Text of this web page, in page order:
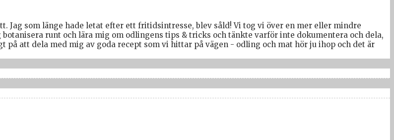
Jag som länge hade letat efter ett fritidsintresse, blev såld! Vi tog vi över en mer eller mindre
runt och lära mig om odlingens tips & tricks och tänkte varför inte dokumentera och dela,
på att dela med mig av goda recept som vi hittar på vägen - odling och mat hör ju ihop och det är